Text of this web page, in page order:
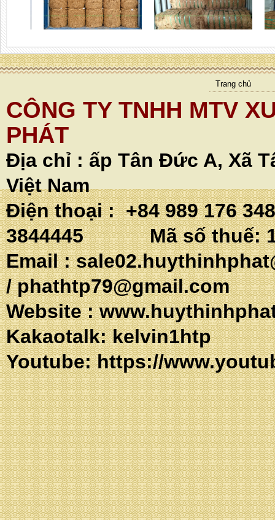
Trang chủ
CÔNG TY TNHH MTV
PHÁT
Địa chỉ : ấp Tân Đức A, Xã
Việt Nam
Điện thoại : +84 989 176
3844445 Mã số thuế:
Email :
/phathtp79@gmail.com
Website :
Kakaotalk:
Youtube:https://